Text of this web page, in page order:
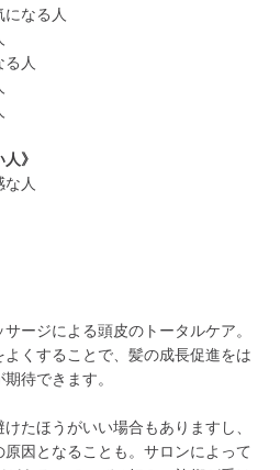
になる人
る人
》
な人
ージによる頭皮のトータルケア。
くすることで、髪の成長促進をは
待できます。
たほうがいい場合もありますし、
因となることも。サロンによって